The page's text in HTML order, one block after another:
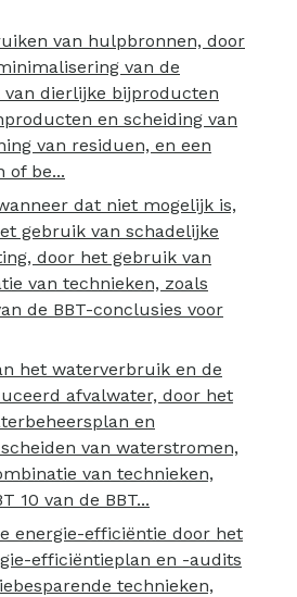
van hulpbronnen, door
van de
van dierlijke bijproducten
en scheiding van
van residuen, en een
of be...
dat niet mogelijk is,
gebruik van schadelijke
door het gebruik van
van technieken, zoals
de BBT-conclusies voor
het waterverbruik en de
afvalwater, door het
en
van waterstromen,
van technieken,
10 van de BBT...
energie-efficiëntie door het
efficiëntieplan en -audits
technieken,